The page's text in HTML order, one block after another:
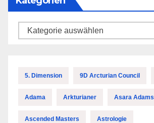
Kategorien
5. Dimension 9D Arcturian Council
Adama Arkturianer Asara Adams
Ascended Masters Astrologie